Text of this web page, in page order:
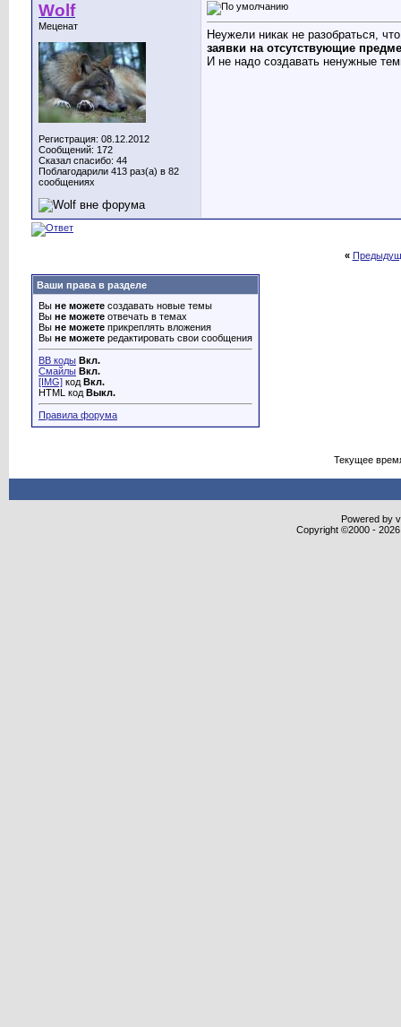
Wolf
Меценат
Регистрация: 08.12.2012
Сообщений: 172
Сказал спасибо: 44
Поблагодарили 413 раз(а) в 82
сообщениях
Неужели никак не разобраться,
заявки на отсутствующие
И не надо создавать ненужные
«
Ваши права в разделе
Вы не можете создавать новые темы
Вы не можете отвечать в темах
Вы не можете прикреплять вложения
Вы не можете редактировать свои сообщения
BB коды Вкл.
Смайлы Вкл.
[IMG] код Вкл.
HTML код Выкл.
Правила форума
Текущее
Powered by
Copyright ©2000 -